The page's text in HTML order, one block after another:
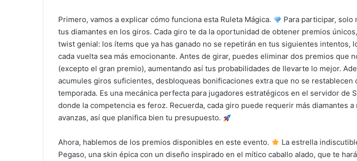
Primero, vamos a explicar cómo funciona esta Ruleta Mágica.
Para participar, solo
tus diamantes en los giros. Cada giro te da la oportunidad de obtener premios
twist genial: los ítems que ya has ganado no se repetirán en tus siguientes intentos,
cada vuelta sea más emocionante. Antes de girar, puedes eliminar dos premios que
(excepto el gran premio), aumentando así tus probabilidades de llevarte lo mejor.
acumules giros suficientes, desbloqueas bonificaciones extra que no se restablecen
temporada. Es una mecánica perfecta para jugadores estratégicos en el servidor de
donde la competencia es feroz. Recuerda, cada giro puede requerir más diamantes a
avanzas, así que planifica bien tu presupuesto.
Ahora, hablemos de los premios disponibles en este evento.
La estrella
Pegaso, una skin épica con un diseño inspirado en el mítico caballo alado, que te